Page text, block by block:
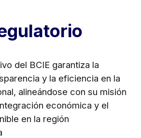
del BCIE garantiza la
y la eficiencia en la
alineándose con su misión
económica y el
en la región